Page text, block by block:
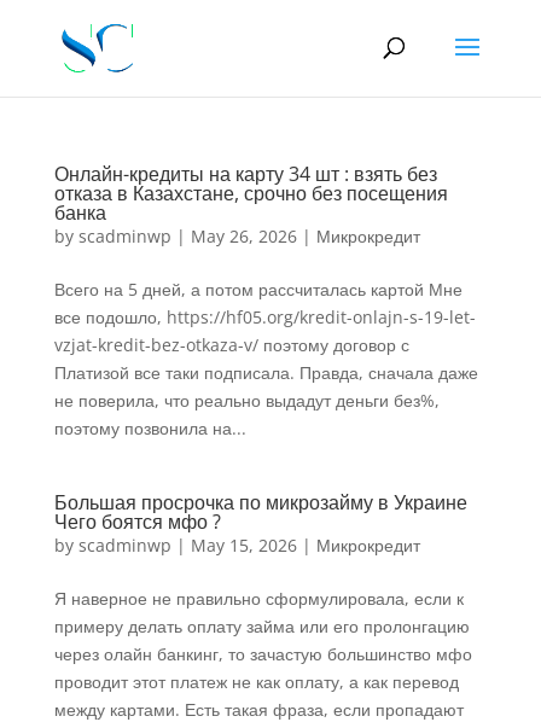
Онлайн-кредиты на карту 34 шт : взять без
отказа в Казахстане, срочно без посещения
банка
by scadminwp | May 26, 2026| Микрокредит
Всего на 5 дней, а потом рассчиталась картой Мне
все подошло, https://hf05.org/kredit-onlajn-s-19-let-
vzjat-kredit-bez-otkaza-v/ поэтому договор с
Платизой все таки подписала. Правда, сначала даже
не поверила, что реально выдадут деньги без%,
поэтому позвонила на...
Большая просрочка по микрозайму в Украине
Чего боятся мфо ?
by scadminwp | May 15, 2026| Микрокредит
Я наверное не правильно сформулировала, если к
примеру делать оплату займа или его пролонгацию
через олайн банкинг, то зачастую большинство мфо
проводит этот платеж не как оплату, а как перевод
между картами. Есть такая фраза, если пропадают